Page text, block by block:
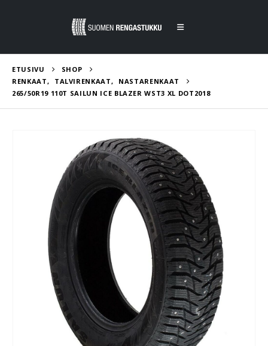
ETUSIVU
SHOP
RENKAAT, TALVIRENKAAT,
NASTARENKAAT
265/50R19 110T SAILUN ICE BLAZER WST3 XL DOT2018